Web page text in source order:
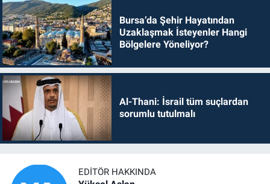
Bursa’da Şehir Hayatından
Uzaklaşmak İsteyenler Hangi
Bölgelere Yöneliyor?
Al-Thani: İsrail tüm suçlardan
sorumlu tutulmalı
EDITÖR HAKKINDA